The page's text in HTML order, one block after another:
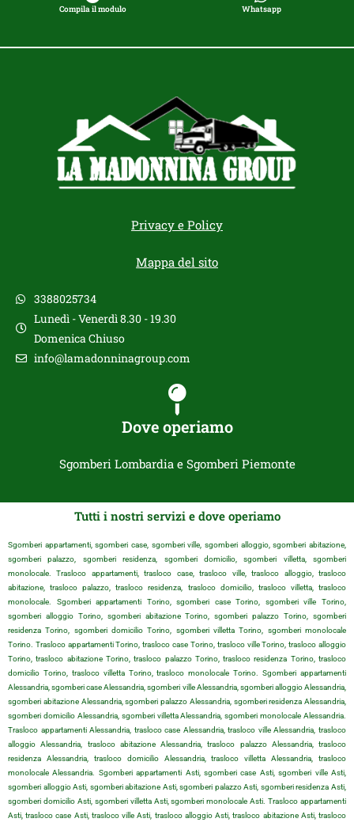
Compila il modulo Whatsapp
Privacy e Policy
Mappa del sito
3388025734
Lunedì - Venerdì 8.30 - 19.30
Domenica Chiuso
info@lamadonninagroup.com
Dove operiamo
Sgomberi Lombardia e Sgomberi Piemonte
Tutti i nostri servizi e dove operiamo
Sgomberi appartamenti, sgomberi case, sgomberi ville, sgomberi alloggio, sgomberi abitazione,
sgomberi palazzo, sgomberi residenza, sgomberi domicilio, sgomberi villetta, sgomberi
monolocale. Trasloco appartamenti, trasloco case, trasloco ville, trasloco alloggio, trasloco
abitazione, trasloco palazzo, trasloco residenza, trasloco domicilio, trasloco villetta, trasloco
monolocale. Sgomberi appartamenti Torino, sgomberi case Torino, sgomberi ville Torino,
sgomberi alloggio Torino, sgomberi abitazione Torino, sgomberi palazzo Torino, sgomberi
residenza Torino, sgomberi domicilio Torino, sgomberi villetta Torino, sgomberi monolocale
Torino. Trasloco appartamenti Torino, trasloco case Torino, trasloco ville Torino, trasloco alloggio
Torino, trasloco abitazione Torino, trasloco palazzo Torino, trasloco residenza Torino, trasloco
domicilio Torino, trasloco villetta Torino, trasloco monolocale Torino. Sgomberi appartamenti
Alessandria, sgomberi case Alessandria, sgomberi ville Alessandria, sgomberi alloggio Alessandria,
sgomberi abitazione Alessandria, sgomberi palazzo Alessandria, sgomberi residenza Alessandria,
sgomberi domicilio Alessandria, sgomberi villetta Alessandria, sgomberi monolocale Alessandria.
Trasloco appartamenti Alessandria, trasloco case Alessandria, trasloco ville Alessandria, trasloco
alloggio Alessandria, trasloco abitazione Alessandria, trasloco palazzo Alessandria, trasloco
residenza Alessandria, trasloco domicilio Alessandria, trasloco villetta Alessandria, trasloco
monolocale Alessandria. Sgomberi appartamenti Asti, sgomberi case Asti, sgomberi ville Asti,
sgomberi alloggio Asti, sgomberi abitazione Asti, sgomberi palazzo Asti, sgomberi residenza Asti,
sgomberi domicilio Asti, sgomberi villetta Asti, sgomberi monolocale Asti. Trasloco appartamenti
Asti, trasloco case Asti, trasloco ville Asti, trasloco alloggio Asti, trasloco abitazione Asti, trasloco